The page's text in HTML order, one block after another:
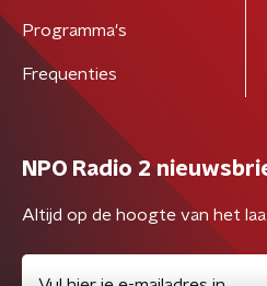
Programma's
Frequenties
NPO Radio 2
Altijd op de hoogte van het